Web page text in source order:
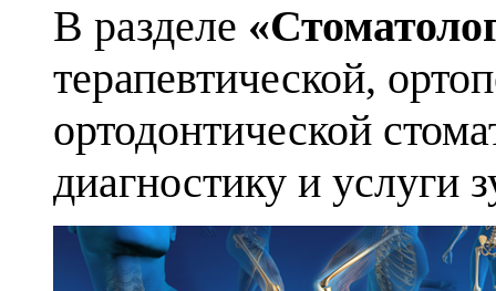
В разделе
терапевтической,
ортодонтической
диагностику и услуги